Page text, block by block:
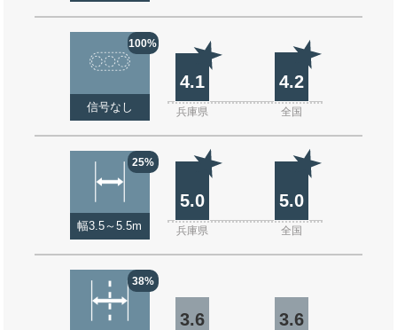
100%
信号なし
4.1 4.2
兵庫県 全国
25%
幅3.5～5.5m
5.0 5.0
兵庫県 全国
38%
3.6 3.6